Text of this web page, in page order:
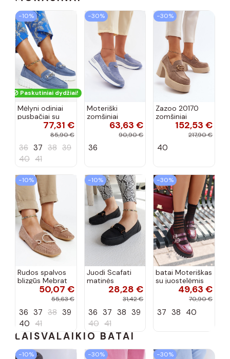
−10%
Paskutiniai dydžiai!
Mėlyni odiniai
pusbačiai su
dekoratyvine
sagtimi Taija
77,31 €
85,90 €
36 37 38 39
40 41
−30%
Moteriški
zomšiniai
mokasinai
Demela mėlynos
63,63 €
90,90 €
36
−30%
Zazoo 20170
zomšiniai
bateliai su
kulniukais smėlio
152,53 €
217,90 €
40
−10%
Rudos spalvos
blizgūs Mebrat
bateliai50,07 €
55,63 €
36 37 38 39
40 41
−10%
Juodi Scafati
matinės
apdailos bateliai
28,28 €
31,42 €
36 37 38 39
40 41
−30%
batai Moteriškas
su juostelėmis
su lako efektu
bordo spalvos
49,63 €
70,90 €
37 38 40
LAISVALAIKIO BATAI
−10% −30% −30%